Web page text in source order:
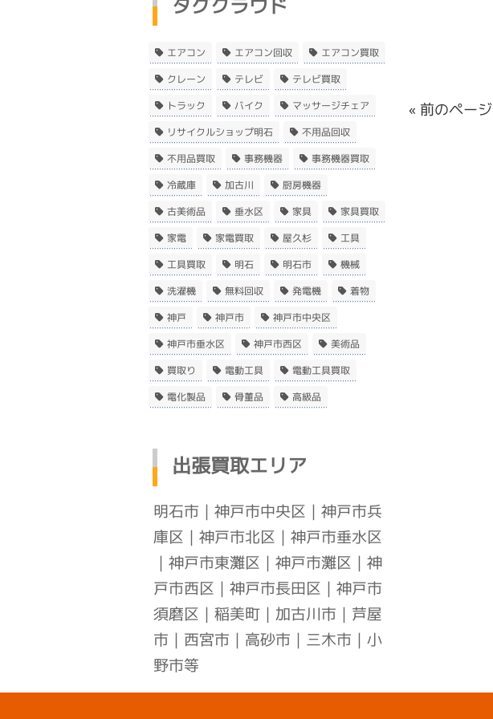
« 前のページ
タグクラウド
エアコン エアコン回収 エアコン買取
クレーン テレビ テレビ買取
トラック バイク マッサージチェア
リサイクルショップ明石 不用品回収
不用品買取 事務機器 事務機器買取
冷蔵庫 加古川 厨房機器
古美術品 垂水区 家具 家具買取
家電 家電買取 屋久杉 工具
工具買取 明石 明石市 機械
洗濯機 無料回収 発電機 着物
神戸 神戸市 神戸市中央区
神戸市垂水区 神戸市西区 美術品
買取り 電動工具 電動工具買取
電化製品 骨董品 高級品
出張買取エリア
明石市 神戸市中央区
神戸市兵
庫区
神戸市北区
神戸市垂水区
神戸市東灘区 神戸市灘区
神
戸市西区
神戸市長田区
神戸市
須磨区 ｜稲美町｜加古川市｜芦屋
市｜西宮市｜高砂市｜三木市｜小
野市等